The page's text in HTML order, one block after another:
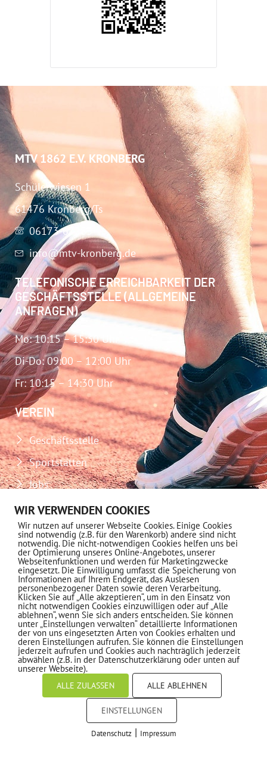
MTV 1862 E.V. KRONBERG
Schülerwiesen 1
61476 Kronberg/Ts
06173-67283
info@mtv-kronberg.de
TELEFONISCHE ERREICHBARKEIT DER
GESCHÄFTSSTELLE (ALLGEMEINE
ANFRAGEN)
Mo: 10:15 – 15:30 Uhr
Di-Do: 09:00 – 12:00 Uhr
Fr: 10:15 – 14:30 Uhr
VEREIN
Geschäftsstelle
Sportstätten
Jobs
Download-Center
Impressum
Datenschutz
MITGLIEDSCHAFT
Informationen
NEWSLETTER ABONNIEREN
© 2022 - MTV 1862 e.V. Kronberg
WIR VERWENDEN COOKIES
Wir nutzen auf unserer Webseite Cookies. Einige Cookies
sind notwendig (z.B. für den Warenkorb) andere sind nicht
notwendig. Die nicht-notwendigen Cookies helfen uns bei
der Optimierung unseres Online-Angebotes, unserer
Webseitenfunktionen und werden für Marketingzwecke
eingesetzt. Die Einwilligung umfasst die Speicherung von
Informationen auf Ihrem Endgerät, das Auslesen
personenbezogener Daten sowie deren Verarbeitung.
Klicken Sie auf „Alle akzeptieren“, um in den Einsatz von
nicht notwendigen Cookies einzuwilligen oder auf „Alle
ablehnen“, wenn Sie sich anders entscheiden. Sie können
unter „Einstellungen verwalten“ detaillierte Informationen
der von uns eingesetzten Arten von Cookies erhalten und
deren Einstellungen aufrufen. Sie können die Einstellungen
jederzeit aufrufen und Cookies auch nachträglich jederzeit
abwählen (z.B. in der Datenschutzerklärung oder unten auf
unserer Webseite).
ALLE ZULASSEN ALLE ABLEHNEN
EINSTELLUNGEN
Datenschutz| Impressum